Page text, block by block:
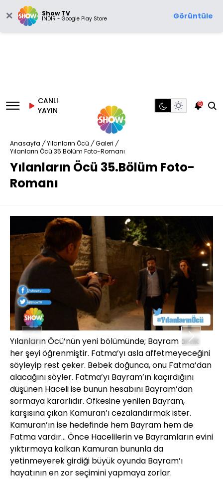
Show TV
İNDİR - Google Play Store Görüntüle
CANLI
YAYIN
5
Anasayfa / Yılanların Öcü / Galeri /
Yılanların Öcü 35.Bölüm Foto-Romanı
Yılanların Öcü 35.Bölüm Foto-
Romanı
Yılanların Öcü’nün yeni bölümünde; Bayram artık
her şeyi öğrenmiştir. Fatma’yı asla affetmeyeceğini
söyleyip rest çeker. Bebek doğunca, onu Fatma’dan
alacağını söyler. Fatma’yı Bayram’ın kaçırdığını
düşünen Haceli ise bunun hesabını Bayram’dan
sormaya kararlıdır. Öfkesine yenilen Bayram,
karşısına çıkan Kamuran’ı cezalandırmak ister.
Kamuran’ın ise hedefinde hem Bayram hem de
Fatma vardır... Önce Hacelilerin ve Bayramların evini
yıktırmaya kalkan Kamuran bununla da
yetinmeyerek girdiği büyük oyunda Bayram’ı
hayatının en zor seçimini yapmaya zorlar.